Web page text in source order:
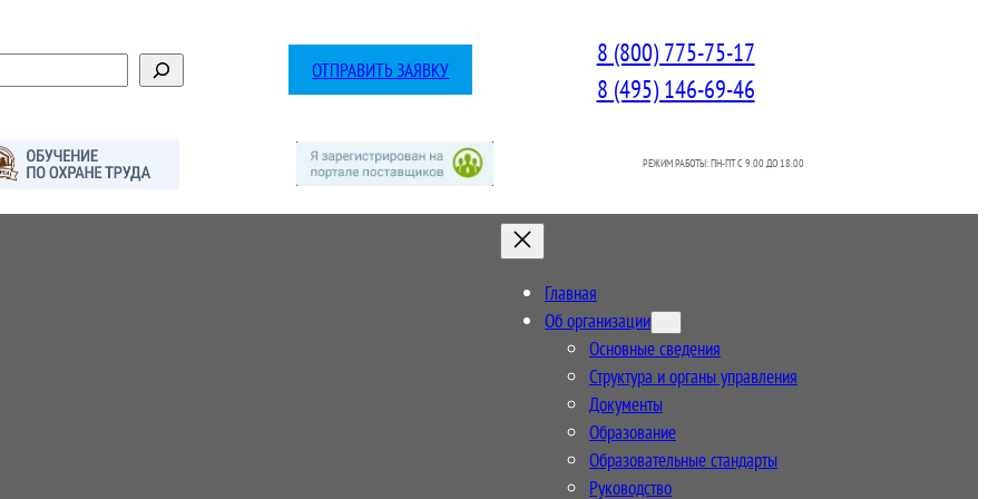
ОТПРАВИТЬ ЗАЯВКУ
8 (800) 775-75-17
8 (495) 146-69-46
РЕЖИМ РАБОТЫ: ПН-ПТ C 9.00 ДО 18.00
Главная
Об организации
Основные сведения
Структура и органы управления
Документы
Образование
Образовательные стандарты
Руководство